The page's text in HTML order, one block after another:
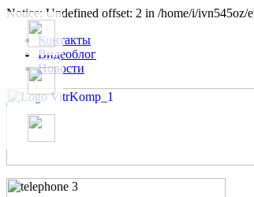
Notice: Undefined offset: 2 in /home/i/ivn545oz/
Контакты
Видеоблог
Новости